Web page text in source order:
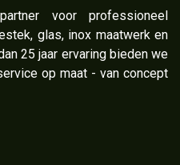
voor professioneel
glas, inox maatwerk en
25 jaar ervaring bieden we
op maat - van concept